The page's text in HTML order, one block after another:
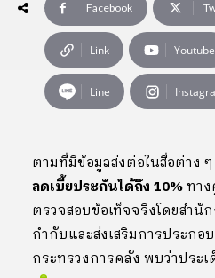
Facebook
Link Youtube
Line
ตามที่มีข้อมูลส่งต่อในสื่อต่าง ๆ
ลดเบี้ยประกันได้ถึง 10%ทา
ตรวจสอบข้อเท็จจริงโดยสำ
กำกับและส่งเสริมการประก
กระทรวงการคลัง พบว่าประ